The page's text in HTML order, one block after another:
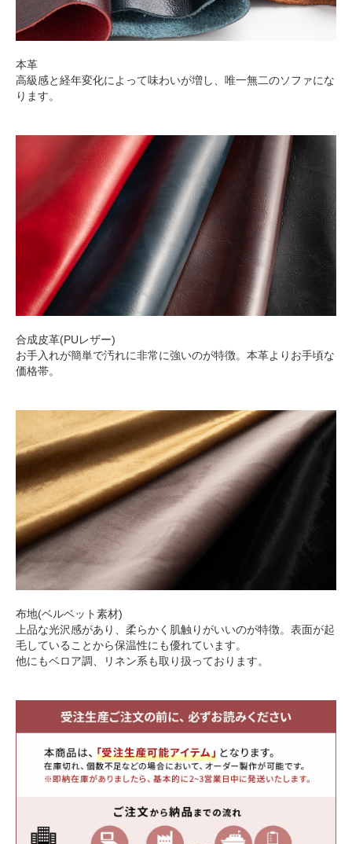
本革
高級感と経年変化によって味わいが増し、唯一無二のソファにな
ります。
合成皮革(PUレザー)
お手入れが簡単で汚れに非常に強いのが特徴。本革よりお手頃な
価格帯。
布地(ベルベット素材)
上品な光沢感があり、柔らかく肌触りがいいのが特徴。表面が起
毛していることから保温性にも優れています。
他にもベロア調、リネン系も取り扱っております。